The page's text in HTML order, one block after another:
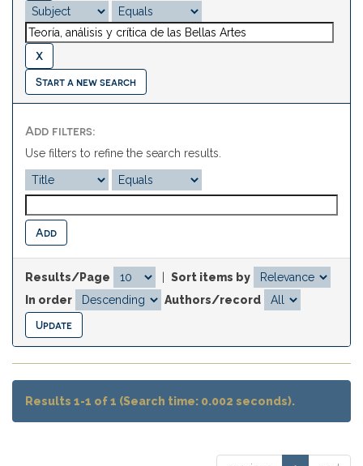
Start a new search
Add filters:
Use filters to refine the search results.
Results/Page
Sort items by
In order
Authors/record
Results 1-1 of 1 (Search time: 0.002 seconds).